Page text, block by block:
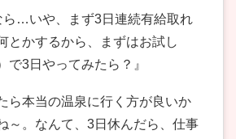
ら…いや、まず3日連続有給取れ
とかするから、まずはお試し
で3日やってみたら？』
ら本当の温泉に行く方が良いか
～。なんて、3日休んだら、仕事